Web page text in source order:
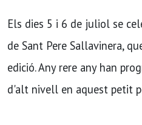
Els dies 5 i 6 de juliol se
de Sant Pere Sallavinera,
edició. Any rere any han
d'alt nivell en aquest petit